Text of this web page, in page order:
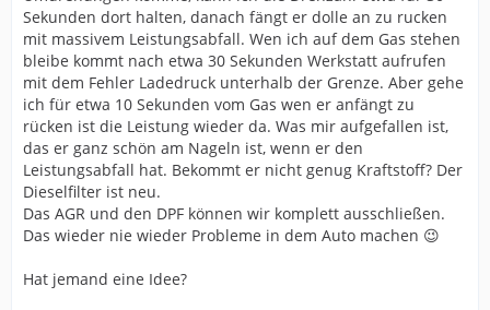
Sekunden dort halten, danach fängt er dolle an zu rucken
mit massivem Leistungsabfall. Wen ich auf dem Gas stehen
bleibe kommt nach etwa 30 Sekunden Werkstatt aufrufen
mit dem Fehler Ladedruck unterhalb der Grenze. Aber gehe
ich für etwa 10 Sekunden vom Gas wen er anfängt zu
rücken ist die Leistung wieder da. Was mir aufgefallen ist,
das er ganz schön am Nageln ist, wenn er den
Leistungsabfall hat. Bekommt er nicht genug Kraftstoff? Der
Dieselfilter ist neu.
Das AGR und den DPF können wir komplett ausschließen.
Das wieder nie wieder Probleme in dem Auto machen 😉
Hat jemand eine Idee?